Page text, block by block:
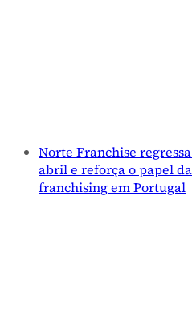
Norte Franchise
abril e reforça o papel
franchising em Portugal